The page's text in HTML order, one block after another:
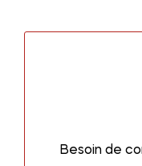
Besoin de